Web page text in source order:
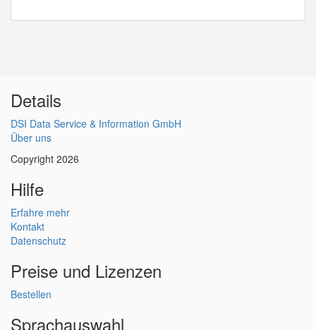
Details
DSI Data Service & Information GmbH
Über uns
Copyright 2026
Hilfe
Erfahre mehr
Kontakt
Datenschutz
Preise und Lizenzen
Bestellen
Sprachauswahl